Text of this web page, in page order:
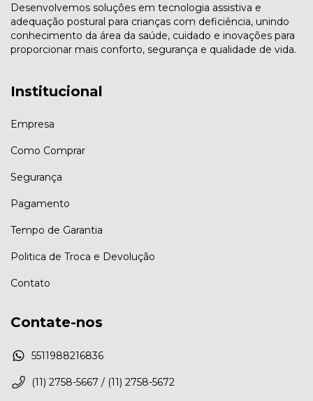
Desenvolvemos soluções em tecnologia assistiva e
adequação postural para crianças com deficiência, unindo
conhecimento da área da saúde, cuidado e inovações para
proporcionar mais conforto, segurança e qualidade de vida.
Institucional
Empresa
Como Comprar
Segurança
Pagamento
Tempo de Garantia
Politica de Troca e Devolução
Contato
Contate-nos
5511988216836
(11) 2758-5667 / (11) 2758-5672